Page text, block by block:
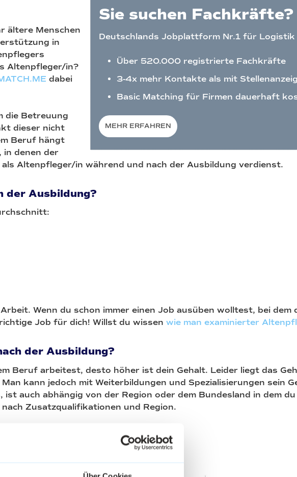
Sie suchen Fachkräfte?
Deutschlands Jobplattform Nr.1 für Logistik
Über 520.000 registrierte Fachkräfte
3-4x mehr Kontakte als mit
Basic Matching für Firmen dauerhaft
MEHR ERFAHREN
ältere Menschen
in
Altenpfleger/in?
dabei
die Betreuung
dieser nicht
Beruf hängt
in denen der
Altenpfleger/in während und nach der Ausbildung verdienst.
der Ausbildung?
Wenn du schon immer einen Job ausüben wolltest, bei dem
Job für dich! Willst du wissen wie man examinierter
der Ausbildung?
Beruf arbeitest, desto höher ist dein Gehalt. Leider liegt das
kann jedoch mit Weiterbildungen und Spezialisierungen sein
auch abhängig von der Region oder dem Bundesland in dem
nach Zusatzqualifikationen und Region.